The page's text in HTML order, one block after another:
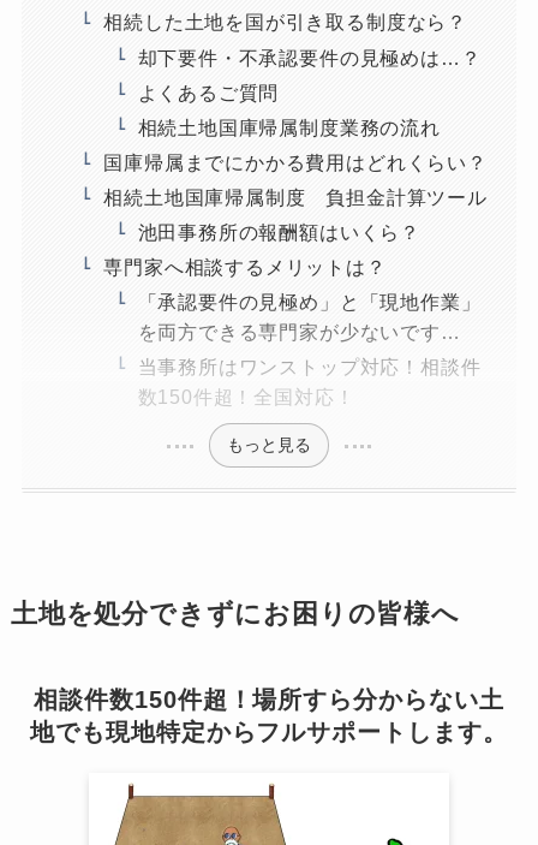
相続した土地を国が引き取る制度なら？
却下要件・不承認要件の見極めは…？
よくあるご質問
相続土地国庫帰属制度業務の流れ
国庫帰属までにかかる費用はどれくらい？
相続土地国庫帰属制度 負担金計算ツール
池田事務所の報酬額はいくら？
専門家へ相談するメリットは？
「承認要件の見極め」と「現地作業」
を両方できる専門家が少ないです…
当事務所はワンストップ対応！相談件
数150件超！全国対応！
もっと見る
土地を処分できずにお困りの皆様へ
相談件数150件超！場所すら分からない土
地でも現地特定からフルサポートします。